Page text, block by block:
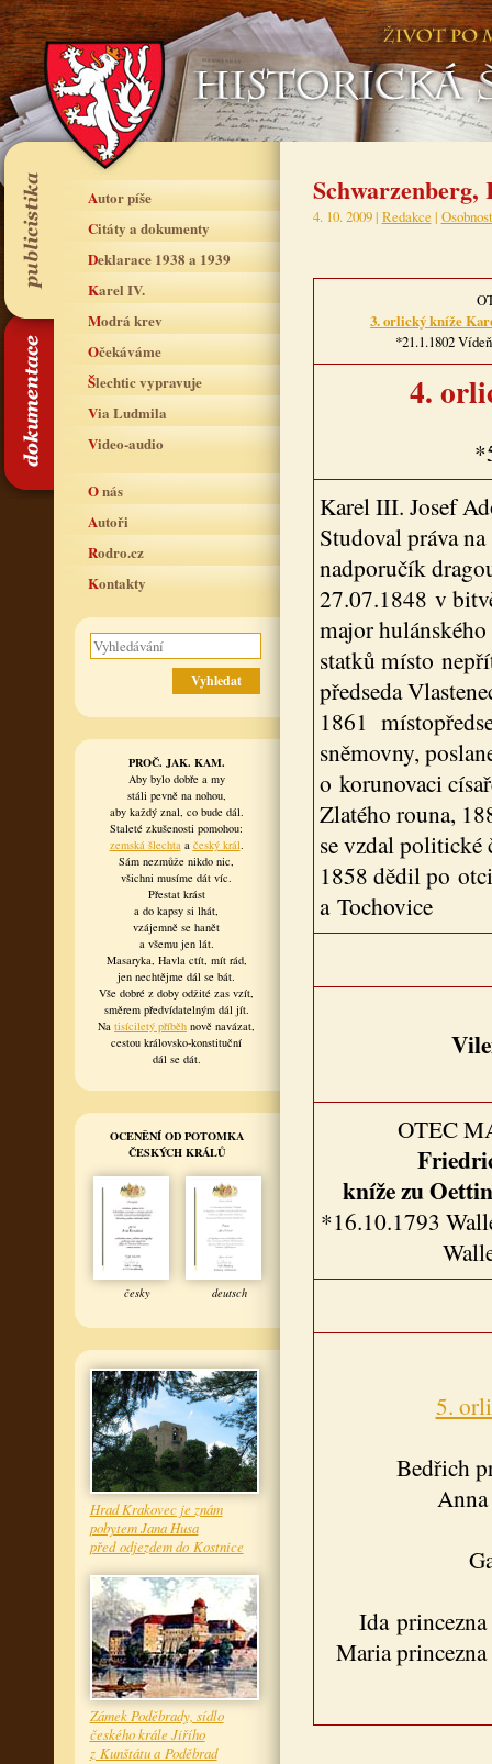
Autor píše
Citáty a dokumenty
Deklarace 1938 a 1939
Karel IV.
Modrá krev
Očekáváme
Šlechtic vypravuje
Via Ludmila
Video-audio
O nás
Autoři
Rodro.cz
Kontakty
PROČ. JAK. KAM.
Aby bylo dobře a my
stáli pevně na nohou,
aby každý znal, co bude dál.
Staleté zkušenosti pomohou:
zemská šlechtaa český král.
Sám nezmůže nikdo nic,
všichni musíme dát víc.
Přestat krást
a do kapsy si lhát,
vzájemně se hanět
a všemu jen lát.
Masaryka, Havla ctít, mít rád,
jen nechtějme dál se bát.
Vše dobré z doby odžité zas vzít,
směrem předvídatelným dál jít.
Na tisíciletý příběh nově navázat,
cestou královsko-konstituční
dál se dát.
OCENĚNÍ OD POTOMKA
ČESKÝCH KRÁLŮ
česky deutsch
Hrad Krakovec je znám
pobytem Jana Husa
před odjezdem do Kostnice
Zámek Poděbrady, sídlo
českého krále Jiřího
z Kunštátu a Poděbrad
4. 10. 2009 | Redakce |
3. orlický kníže
*21.1.1802
4.
Karel III. Josef
Studoval práva
nadporučík
27.07.1848 v
major
statků místo
předseda
1861
sněmovny,
o korunovaci
Zlatého rouna,
se vzdal politické
1858 dědil po
a Tochovice
OTEC
kníže zu
*16.10.1793
5.
Bedřich
Ida princezna
Maria princezna